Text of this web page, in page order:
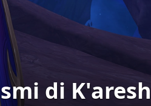
di K'aresh